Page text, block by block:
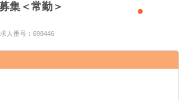
集＜常勤＞
人番号：698446